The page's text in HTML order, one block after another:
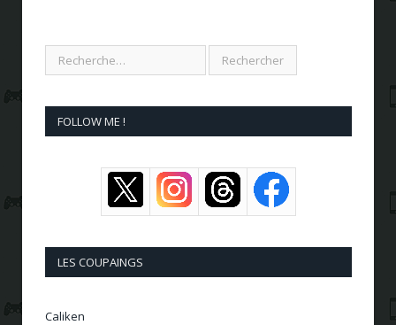
FOLLOW ME !
LES COUPAINGS
Caliken